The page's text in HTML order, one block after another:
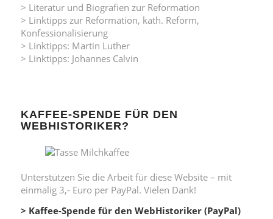
> Literatur und Biografien zur Reformation
> Linktipps zur Reformation, kath. Reform,
Konfessionalisierung
> Linktipps: Martin Luther
> Linktipps: Johannes Calvin
KAFFEE-SPENDE FÜR DEN
WEBHISTORIKER?
Unterstützen Sie die Arbeit für diese Website – mit
einmalig 3,- Euro per PayPal. Vielen Dank!
> Kaffee-Spende für den WebHistoriker (PayPal)